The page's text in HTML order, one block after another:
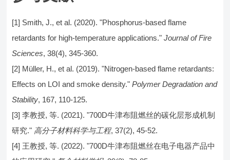
[1] Smith, J., et al. (2020). "Phosphorus-based flame
retardants for high-temperature applications."Journal of Fire
Sciences, 38(4), 345-360.
[2] Müller, H., et al. (2019). "Nitrogen-based flame retardants:
Effects on LOI and smoke density."Polymer Degradation and
Stability, 167, 110-125.
[3] 李教授, 等. (2021). "700D牛津布阻燃丝的碳化层形成机制
研究." 高分子材料科学与工程, 37(2), 45-52.
[4] 王教授, 等. (2022). "700D牛津布阻燃丝在电子电器产品中